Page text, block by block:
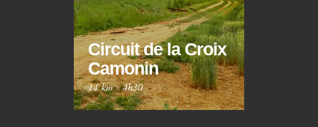
Circuit de la Croix
Camonin
14 km·4h30